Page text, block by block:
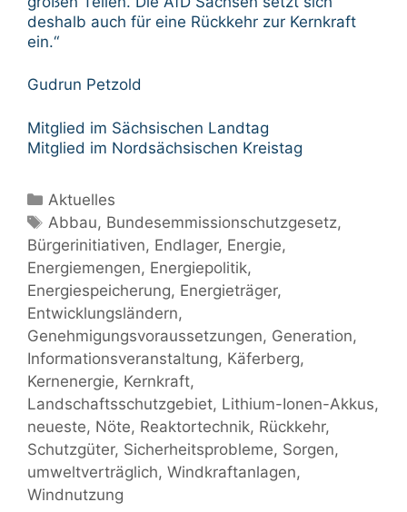
deshalb auch für eine Rückkehr zur Kernkraft
ein.“
Gudrun Petzold
Mitglied im Sächsischen Landtag
Mitglied im Nordsächsischen Kreistag
Kategorien
Aktuelles
Schlagwörter
Abbau, Bundesemmissionschutzgesetz,
Bürgerinitiativen, Endlager, Energie,
Energiemengen, Energiepolitik,
Energiespeicherung, Energieträger,
Entwicklungsländern,
Genehmigungsvoraussetzungen, Generation,
Informationsveranstaltung, Käferberg,
Kernenergie, Kernkraft,
Landschaftsschutzgebiet, Lithium-Ionen-Akkus,
neueste, Nöte, Reaktortechnik, Rückkehr,
Schutzgüter, Sicherheitsprobleme, Sorgen,
umweltverträglich, Windkraftanlagen,
Windnutzung